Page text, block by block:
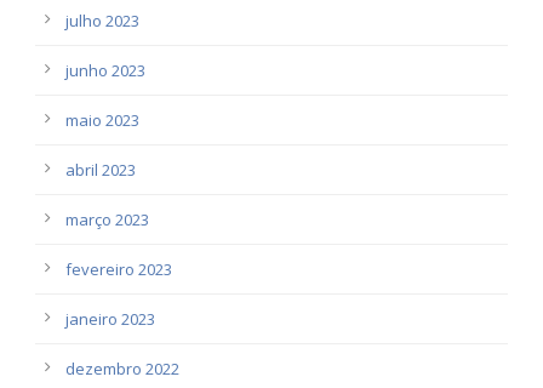
julho 2023
junho 2023
maio 2023
abril 2023
março 2023
fevereiro 2023
janeiro 2023
dezembro 2022